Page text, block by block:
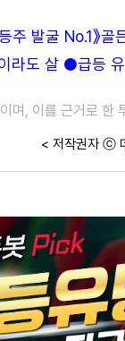
주 발굴 No.1》
라도 살 ●급등
며, 이를 근거로 한
< 저작권자 ⓒ